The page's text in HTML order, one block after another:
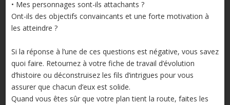
• Mes personnages sont-ils attachants ?
Ont-ils des objectifs convaincants et une forte motivation à
les atteindre ?
Si la réponse à l’une de ces questions est négative, vous savez
quoi faire. Retournez à votre fiche de travail d’évolution
d’histoire ou déconstruisez les fils d’intrigues pour vous
assurer que chacun d’eux est solide.
Quand vous êtes sûr que votre plan tient la route, faites les